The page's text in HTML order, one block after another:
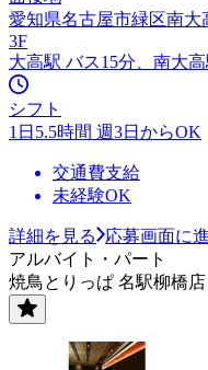
愛知県名古屋市緑区南大
3F
大高駅 バス15分、南大
シフト
1日5.5時間 週3日からOK
交通費支給
未経験OK
詳細を見る
応募画面に
アルバイト・パート
焼鳥とりっぱ 名駅柳橋店